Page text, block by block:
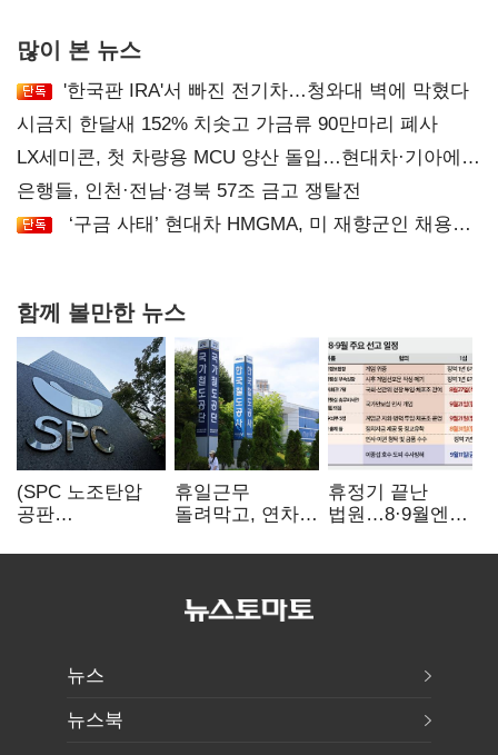
많이 본 뉴스
'한국판 IRA'서 빠진 전기차…청와대 벽에 막혔다
시금치 한달새 152% 치솟고 가금류 90만마리 폐사
LX세미콘, 첫 차량용 MCU 양산 돌입…현대차·기아에
공급
은행들, 인천·전남·경북 57조 금고 쟁탈전
‘구금 사태’ 현대차 HMGMA, 미 재향군인 채용
함께 볼만한 뉴스
(SPC 노조탄압
공판
도 책임 안 지는
휴일근무
돌려막고, 연차도
승무현장의
52시간'
휴정기 끝난
법원…8·9월엔
'줄선고' 예정
뉴스
뉴스북